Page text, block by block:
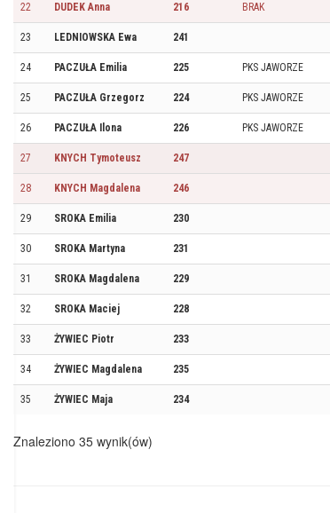
22 DUDEK Anna 216 BRAK
23 LEDNIOWSKA Ewa 241
24 PACZUŁA Emilia 225 PKS JAWORZE
25 PACZUŁA Grzegorz 224 PKS JAWORZE
26 PACZUŁA Ilona 226 PKS JAWORZE
27 KNYCH Tymoteusz 247
28 KNYCH Magdalena 246
29 SROKA Emilia 230
30 SROKA Martyna 231
31 SROKA Magdalena 229
32 SROKA Maciej 228
33 ŻYWIEC Piotr 233
34 ŻYWIEC Magdalena 235
35 ŻYWIEC Maja 234
Znaleziono 35 wynik(ów)